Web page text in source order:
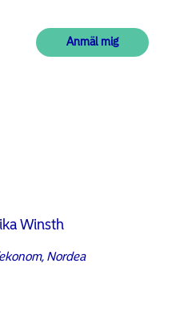
Winsth
Nordea